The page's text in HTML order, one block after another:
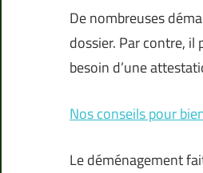
De nombreuses
dossier. Par contre,
besoin d’une
Nos conseils pour
Le déménagement